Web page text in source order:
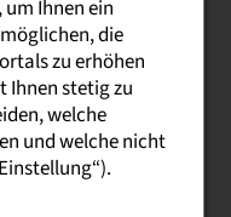
Standorten an der
entwickelt Dual³
Ihnen ein
die
zu erhöhen
Ihnen stetig zu
welche
und welche nicht